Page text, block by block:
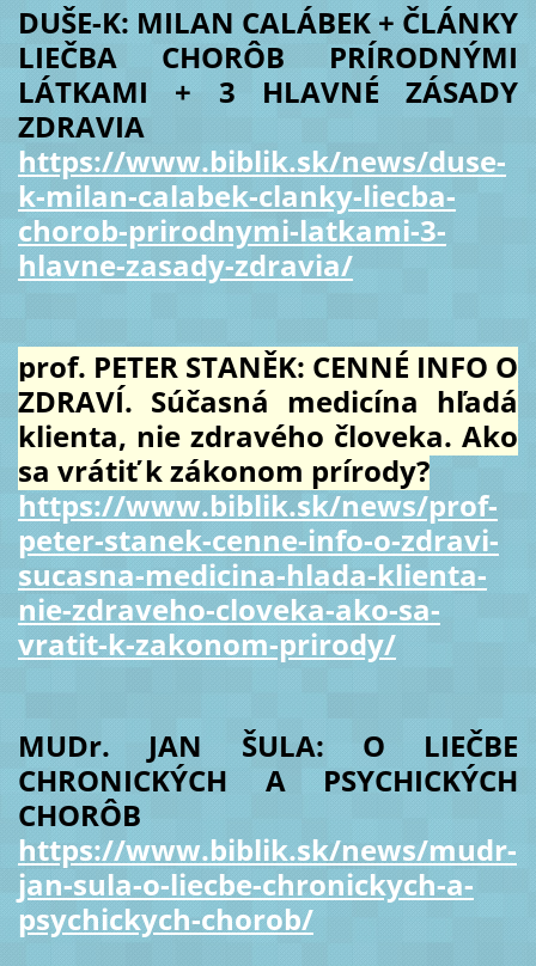
DUŠE-K: MILAN CALÁBEK + ČLÁNKY
LIEČBA CHORÔB PRÍRODNÝMI
LÁTKAMI + 3 HLAVNÉ ZÁSADY
ZDRAVIA
https://www.biblik.sk/news/duse-
k-milan-calabek-clanky-liecba-
chorob-prirodnymi-latkami-3-
hlavne-zasady-zdravia/
prof. PETER STANĚK: CENNÉ INFO O
ZDRAVÍ. Súčasná medicína hľadá
klienta, nie zdravého človeka. Ako
sa vrátiť k zákonom prírody?
https://www.biblik.sk/news/prof-
peter-stanek-cenne-info-o-zdravi-
sucasna-medicina-hlada-klienta-
nie-zdraveho-cloveka-ako-sa-
vratit-k-zakonom-prirody/
MUDr. JAN ŠULA: O LIEČBE
CHRONICKÝCH A PSYCHICKÝCH
CHORÔB
https://www.biblik.sk/news/mudr-
jan-sula-o-liecbe-chronickych-a-
psychickych-chorob/